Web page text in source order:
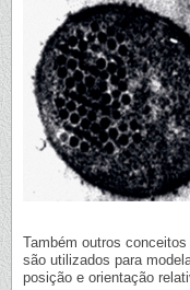
Também outros
são utilizados para
posição e orientação